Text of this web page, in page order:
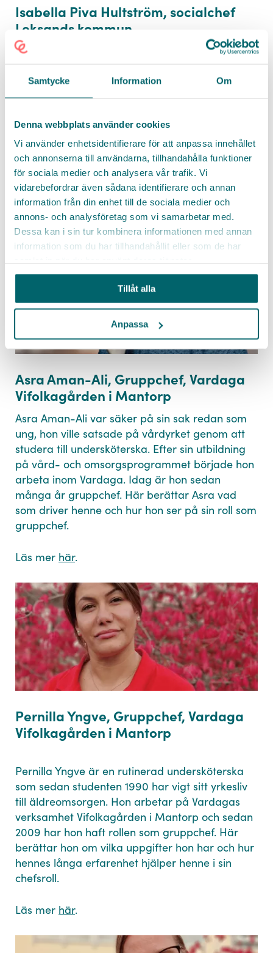
Samtycke Information Om
Denna webbplats använder cookies
Vi använder enhetsidentifierare för att anpassa innehållet
och annonserna till användarna, tillhandahålla funktioner
för sociala medier och analysera vår trafik. Vi
vidarebefordrar även sådana identifierare och annan
information från din enhet till de sociala medier och
annons- och analysföretag som vi samarbetar med.
Dessa kan i sin tur kombinera informationen med annan
information som du har tillhandahållit eller som de har
Tillåt alla
Anpassa
Isabella Piva Hultström, socialchef
Leksands kommun
Isabella Piva Hultström är sjuksköterskan som
hon som Leksands kommuns nya socialchef och
leder närmare 600 medarbetare och vikarier.
människor runt sig att växa har genomsyrat
hela hennes yrkesliv. Isabella inledde sin karriär
som undersköterska, sedan operativ
sjuksköterska, verksamhetschef i Kungsör och
idag är hon socialchef.
Läs merhär.
Asra Aman-Ali, Gruppchef, Vardaga
Vifolkagården i Mantorp
Asra Aman-Ali var säker på sin sak redan som
ung, hon ville satsade på vårdyrket genom att
studera till undersköterska. Efter sin utbildning
på vård- och omsorgsprogrammet började hon
arbeta inom Vardaga. Idag är hon sedan
många år gruppchef. Här berättar Asra vad
som driver henne och hur hon ser på sin roll som
gruppchef.
Läs mer här.
Pernilla Yngve, Gruppchef, Vardaga
Vifolkagården i Mantorp
Pernilla Yngve är en rutinerad undersköterska
som sedan studenten 1990 har vigt sitt yrkesliv
till äldreomsorgen. Hon arbetar på Vardagas
verksamhet Vifolkagården i Mantorp och sedan
2009 har hon haft rollen som gruppchef. Här
berättar hon om vilka uppgifter hon har och hur
hennes långa erfarenhet hjälper henne i sin
chefsroll.
Läs mer här.
Facebook
Twitter
LinkedIn
Messenger
Genom att skicka in mina uppgifter
allmänna villkor
Jag har även tagit del av Go Cares
hej@go-care.se
Titel
E-post *
Telefonnummer
SKICKA